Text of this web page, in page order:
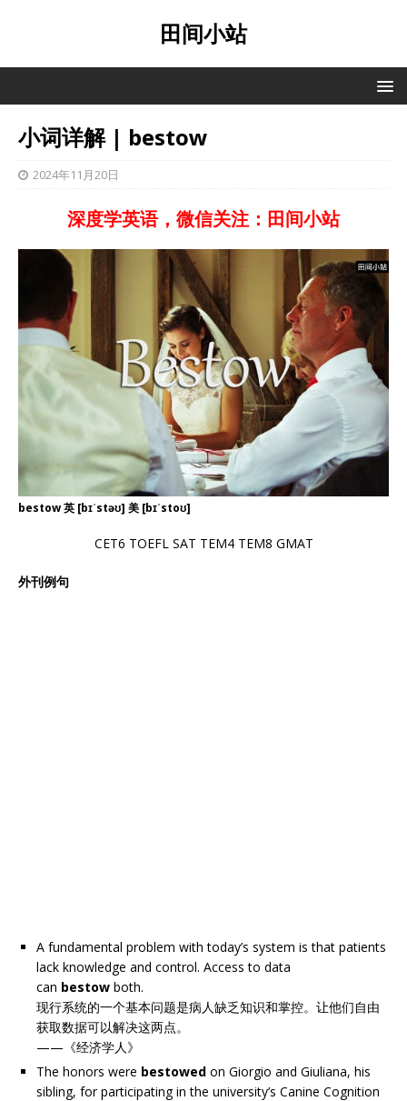
田间小站
小词详解 | bestow
2024年11月20日
深度学英语，微信关注：田间小站
bestow 英 [bɪˈstəʊ] 美 [bɪˈstoʊ]
CET6 TOEFL SAT TEM4 TEM8 GMAT
外刊例句
A fundamental problem with today’s system is that patients
lack knowledge and control. Access to data
can bestow both.
现行系统的一个基本问题是病人缺乏知识和掌控。让他们自由
获取数据可以解决这两点。
——《经济学人》
The honors were bestowed on Giorgio and Giuliana, his
sibling, for participating in the university’s Canine Cognition